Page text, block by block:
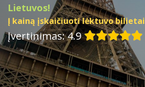
Lietuvos!
Į kainą įskaičiuoti lėktuvo bilietai
Įvertinimas: 4.9